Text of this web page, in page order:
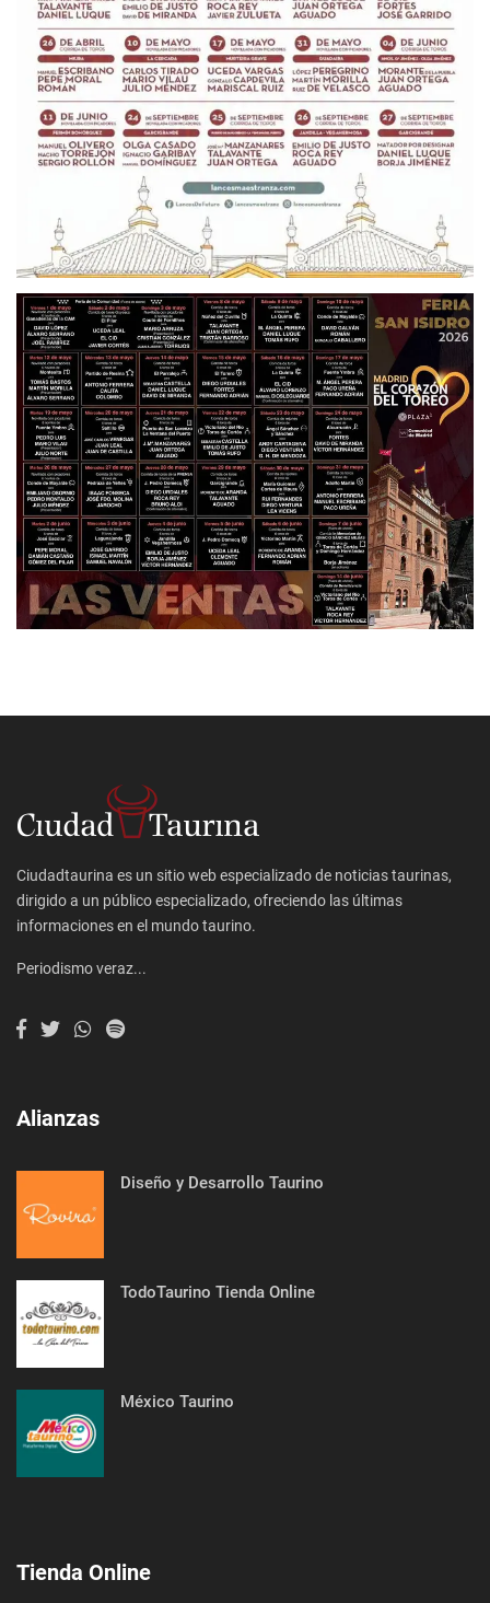
Ciudadtaurina es un sitio web especializado de noticias taurinas,
dirigido a un público especializado, ofreciendo las últimas
informaciones en el mundo taurino.
Periodismo veraz...
Alianzas
Diseño y Desarrollo Taurino
TodoTaurino Tienda Online
México Taurino
Tienda Online